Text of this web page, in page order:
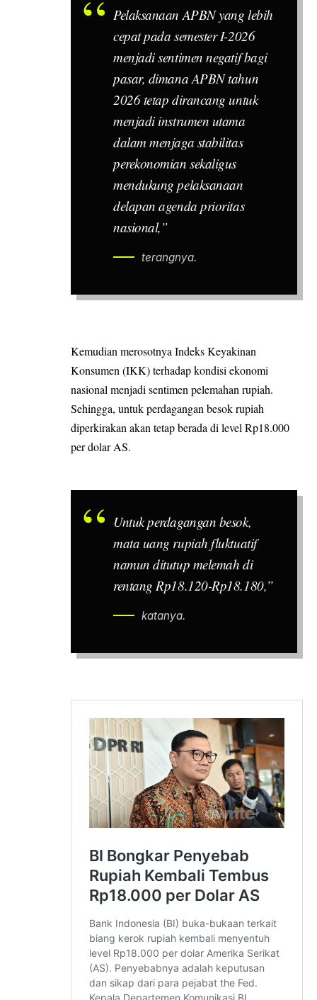
Pelaksanaan APBN yang lebih
cepat pada semester I-2026
menjadi sentimen negatif bagi
pasar, dimana APBN tahun
2026 tetap dirancang untuk
menjadi instrumen utama
dalam menjaga stabilitas
perekonomian sekaligus
mendukung pelaksanaan
delapan agenda prioritas
nasional,”
terangnya.
Kemudian merosotnya Indeks Keyakinan
Konsumen (IKK) terhadap kondisi ekonomi
nasional menjadi sentimen pelemahan rupiah.
Sehingga, untuk perdagangan besok rupiah
diperkirakan akan tetap berada di level Rp18.000
per dolar AS.
Untuk perdagangan besok,
mata uang rupiah fluktuatif
namun ditutup melemah di
rentang Rp18.120-Rp18.180,”
katanya.